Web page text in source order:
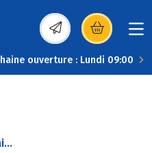
(s’ouvre dans une
ouverture : Lundi 09:00